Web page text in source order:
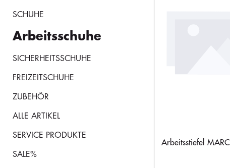
SCHUHE
Arbeitsschuhe
SICHERHEITSSCHUHE
FREIZEITSCHUHE
ZUBEHÖR
ALLE ARTIKEL
SERVICE PRODUKTE
SALE%
Arbeitsstiefel MARC